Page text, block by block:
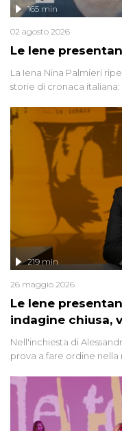
Le Iene
165 min
02 agosto 2026
La Iena Nina Palmieri
storie di cronaca
Le Iene
indagine chiusa,
219 min
26 maggio 2026
Nell'inchiesta di
prova a fare ordine
giudiziarie più discusse
vicenda mettendo in
controversi e i
fine.